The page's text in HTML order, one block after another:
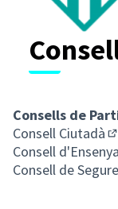
Consells de
Consell Ciutadà
Consell
Consell de